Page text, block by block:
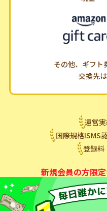
その他、ギフト
交換先
運営
国際規格ISMS
登録料
新規会員の方限